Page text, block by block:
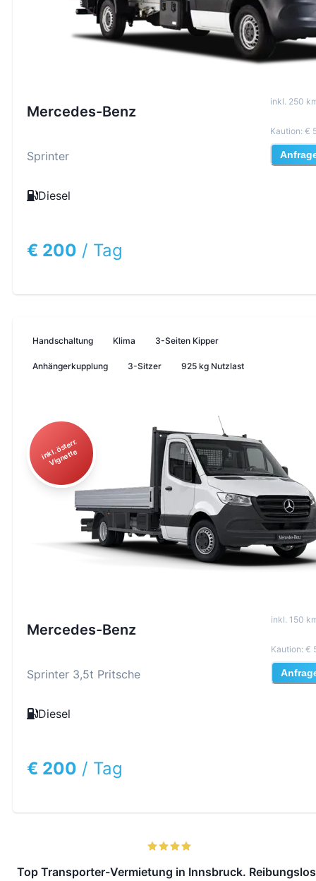
Mercedes-Benz
Sprinter
Diesel
€ 200 / Tag
inkl. 250
Kaution: €
Handschaltung Klima 3-Seiten Kipper
Anhängerkupplung 3-Sitzer 925 kg Nutzlast
i
n
kl.
ö
st
err.
Vi
g
n
ett
e
Mercedes-Benz
Sprinter 3,5t Pritsche
Diesel
€ 200 / Tag
inkl. 150
Kaution: €
Top Transporter-Vermietung in Innsbruck.